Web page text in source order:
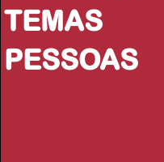
TEMAS
PESSOAS